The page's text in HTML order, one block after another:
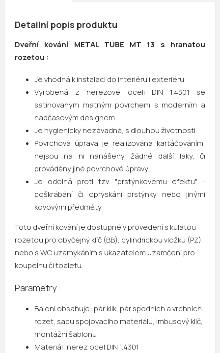
Detailní popis produktu
Dveřní kování METAL TUBE MT 13 s hranatou
rozetou :
Je vhodná k instalaci do interiéru i exteriéru
Vyrobená z nerezové oceli DIN 1.4301 se
satinovaným matným povrchem s moderním a
nadčasovým designem
Je hygienicky nezávadná, s dlouhou životností.
Povrchová úprava je realizována kartáčováním,
nejsou na ni nanášeny žádné další laky, či
prováděny jiné povrchové úpravy.
Je odolná proti tzv. "prstýnkovému efektu" -
poškrábání či oprýskání prstýnky nebo jinými
kovovými předměty.
Toto dveřní kování je dostupné v provedení s kulatou
rozetou pro obyčejný klíč (BB), cylindrickou vložku (PZ),
nebo s WC uzamykáním s ukazatelem uzamčení pro
koupelnu či toaletu.
Parametry :
Balení obsahuje: pár klik, pár spodních a vrchních
rozet, sadu spojovacího materiálu, imbusový klíč,
montážní šablonu
Materiál: nerez ocel DIN 1.4301